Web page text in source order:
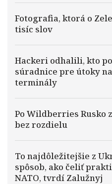
Fotografia, ktorá o
tisíc slov
Hackeri odhalili, kto
súradnice pre útoky
terminály
Po Wildberries Rusko
bez rozdielu
To najdôležitejšie z
spôsob, ako čeliť
NATO, tvrdí Zalužnyj